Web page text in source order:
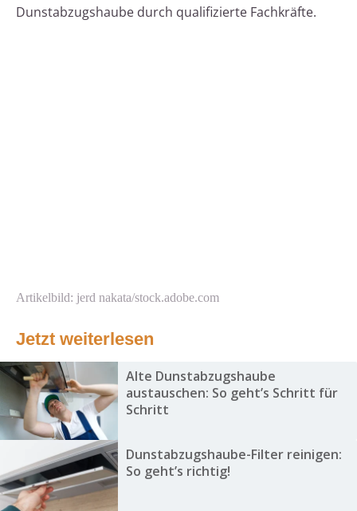
Dunstabzugshaube durch qualifizierte Fachkräfte.
Artikelbild: jerd nakata/stock.adobe.com
Jetzt weiterlesen
Alte Dunstabzugshaube
austauschen: So geht’s Schritt für
Schritt
Dunstabzugshaube-Filter reinigen:
So geht’s richtig!